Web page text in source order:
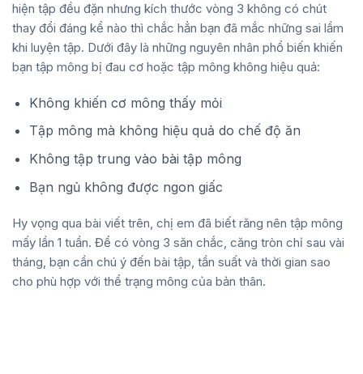
hiện tập đều đặn nhưng kích thước vòng 3 không có chút
thay đổi đáng kể nào thì chắc hẳn bạn đã mắc những sai lầm
khi luyện tập. Dưới đây là những nguyên nhân phổ biến khiến
bạn tập mông bị đau cơ hoặc tập mông không hiệu quả:
Không khiến cơ mông thấy mỏi
Tập mông mà không hiệu quả do chế độ ăn
Không tập trung vào bài tập mông
Bạn ngủ không được ngon giấc
Hy vọng qua bài viết trên, chị em đã biết răng nên tập mông
mấy lần 1 tuần. Để có vòng 3 săn chắc, căng tròn chỉ sau vài
tháng, bạn cần chú ý đến bài tập, tần suất và thời gian sao
cho phù hợp với thể trạng mông của bản thân.